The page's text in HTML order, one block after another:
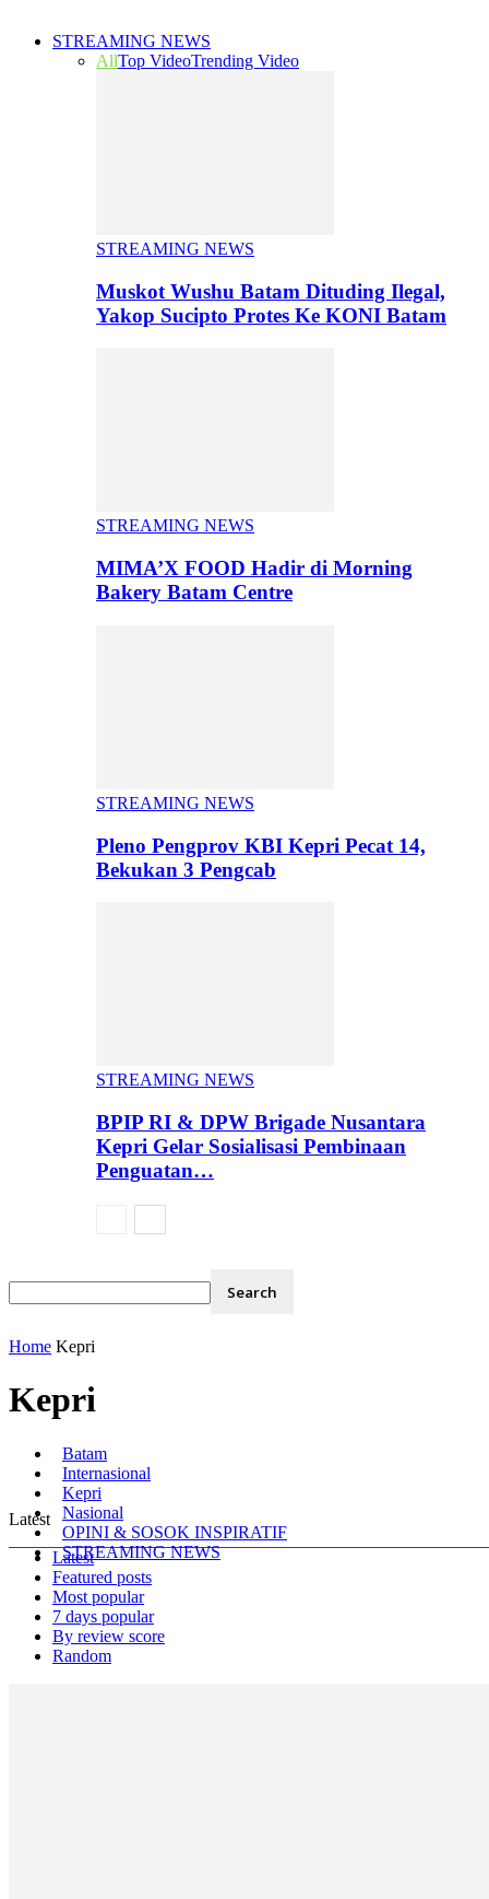
STREAMING NEWS
AllTop VideoTrending Video
STREAMING NEWS
Muskot Wushu Batam Dituding Ilegal,
Yakop Sucipto Protes Ke KONI Batam
STREAMING NEWS
MIMA’X FOOD Hadir di Morning
Bakery Batam Centre
STREAMING NEWS
Pleno Pengprov KBI Kepri Pecat 14,
Bekukan 3 Pengcab
STREAMING NEWS
BPIP RI & DPW Brigade Nusantara
Kepri Gelar Sosialisasi Pembinaan
Penguatan…
Home Kepri
Kepri
Batam
Internasional
Kepri
Nasional
OPINI & SOSOK INSPIRATIF
STREAMING NEWS
Latest
Latest
Featured posts
Most popular
7 days popular
By review score
Random